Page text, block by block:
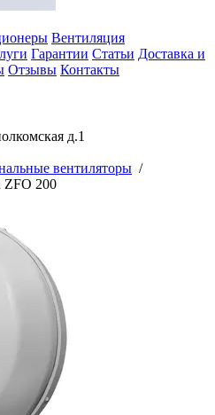
Вентиляция
Гарантии Статьи Доставка и
Отзывы Контакты
д.1
вентиляторы /
ZFO 200